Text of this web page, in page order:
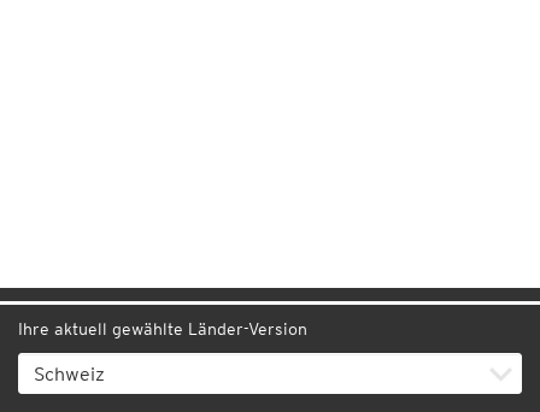
Ihre aktuell gewählte Länder-Version